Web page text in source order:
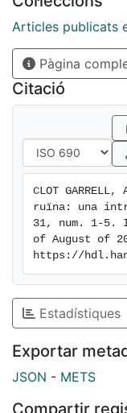
fragmentària i
introducció
articles i
conflueixen en
través de la
de ruïna.
Articles publicats
Pàgina
Citació
CLOT
ruïna: una
31, num. 1-5.
of August of
https://
Estadístiques
Exportar
JSON - METS